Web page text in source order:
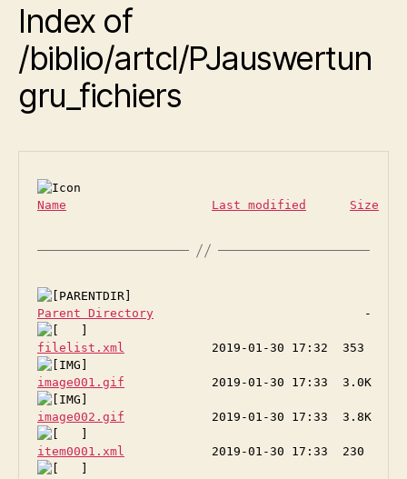
Index of
/biblio/artcl/PJauswertun
gru_fichiers
Name Last modified Size
Parent Directory
filelist.xml
image001.gif
image002.gif
item0001.xml